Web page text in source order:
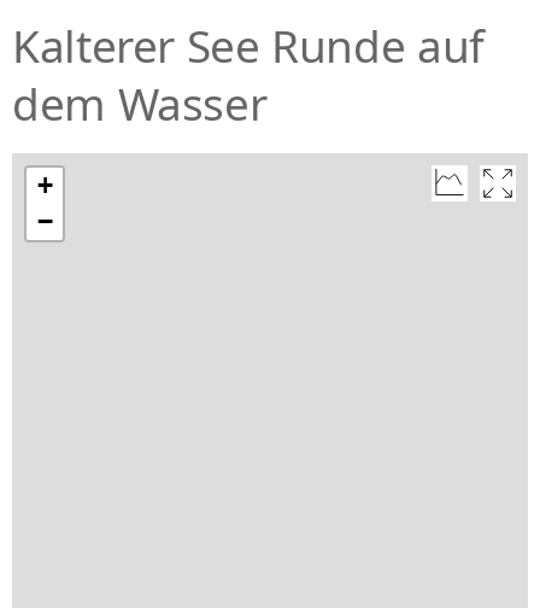
Kalterer See Runde auf
dem Wasser
+
−